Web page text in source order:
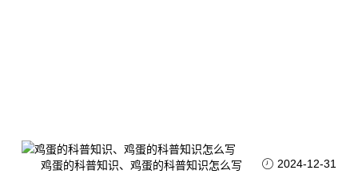
鸡蛋的科普知识、鸡蛋的科普知识怎么写 2024-12-31